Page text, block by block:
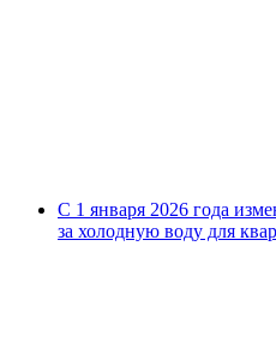
С 1 января 2026 года
за холодную воду для